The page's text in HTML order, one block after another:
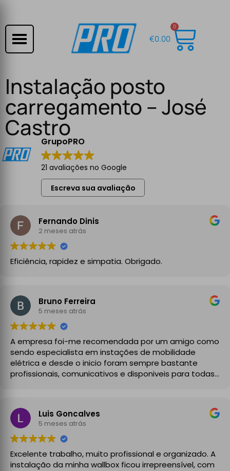
€0.00
0
Instalação posto
carregamento – José
Castro
GrupoPRO
21 avaliações no Google
Escreva sua avaliação
Fernando Dinis
2 meses atrás
Eficiência, rapidez e simpatia. Obrigado.
Bruno Ferreira
5 meses atrás
A empresa foi-me recomendada por um amigo como
sendo especialista em instações de mobilidade
elétrica e desde o inicio foram sempre bastante
profissionais, comunicativos e disponiveis para todas
A instalação de tomada reforçada em garagem
partilhada correu na perfeição e nos prazos
combinados, sendo que fizeram toda a limpeza e
explicações necessárias. Recomendado
Luis Goncalves
5 meses atrás
Excelente trabalho, muito profissional e organizado. A
instalação da minha wallbox ficou irrepreensível, com